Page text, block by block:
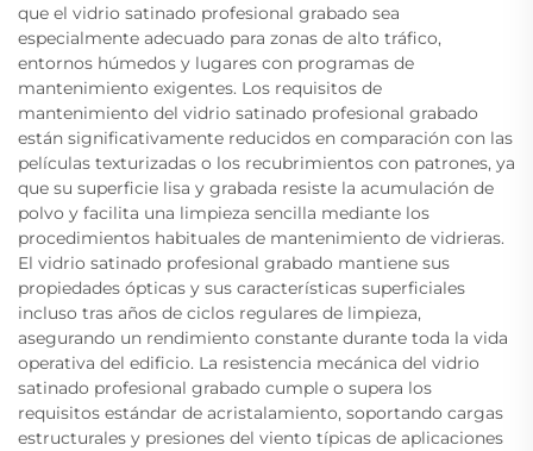
que el vidrio satinado profesional grabado sea
especialmente adecuado para zonas de alto tráfico,
entornos húmedos y lugares con programas de
mantenimiento exigentes. Los requisitos de
mantenimiento del vidrio satinado profesional grabado
están significativamente reducidos en comparación con las
películas texturizadas o los recubrimientos con patrones, ya
que su superficie lisa y grabada resiste la acumulación de
polvo y facilita una limpieza sencilla mediante los
procedimientos habituales de mantenimiento de vidrieras.
El vidrio satinado profesional grabado mantiene sus
propiedades ópticas y sus características superficiales
incluso tras años de ciclos regulares de limpieza,
asegurando un rendimiento constante durante toda la vida
operativa del edificio. La resistencia mecánica del vidrio
satinado profesional grabado cumple o supera los
requisitos estándar de acristalamiento, soportando cargas
estructurales y presiones del viento típicas de aplicaciones